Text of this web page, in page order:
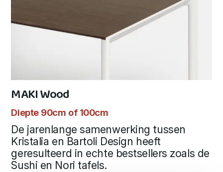
MAKI Wood
Diepte 90cm of 100cm
De jarenlange samenwerking tussen
Kristalia en Bartoli Design heeft
geresulteerd in echte bestsellers zoals de
Sushi en Nori tafels.